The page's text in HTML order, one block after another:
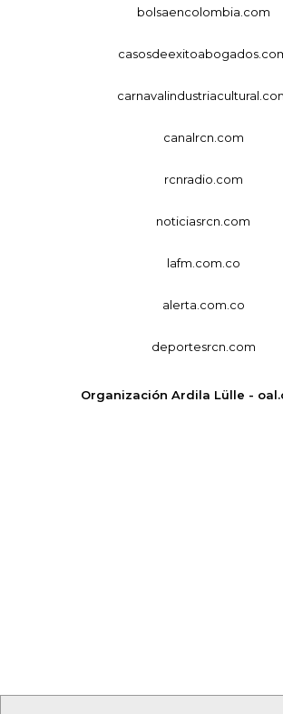
bolsaencolombia.com
canalrcn.com
rcnradio.com
noticiasrcn.com
lafm.com.co
alerta.com.co
deportesrcn.com
Organización Ardila Lülle -